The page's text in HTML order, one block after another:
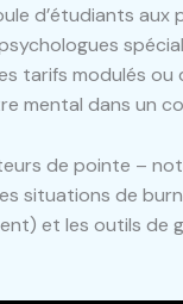
d’étudiants
tarifs modulés
mental dans un
de pointe –
situations de
et les outils